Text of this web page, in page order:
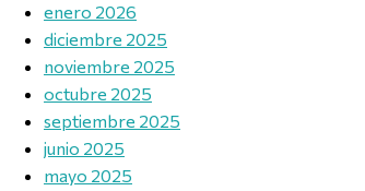
enero 2026
diciembre 2025
noviembre 2025
octubre 2025
septiembre 2025
junio 2025
mayo 2025